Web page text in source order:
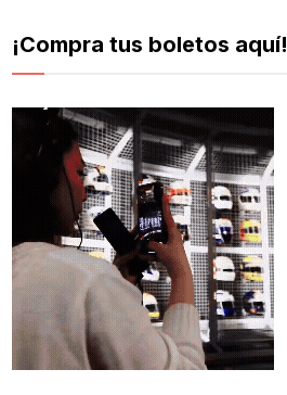
¡Compra tus boletos aquí!